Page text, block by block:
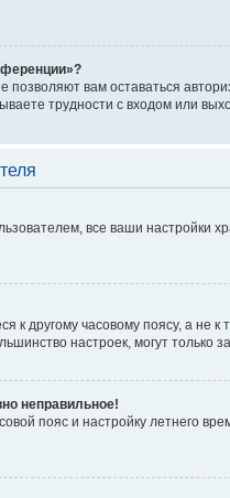
позволяют вам оставаться
трудности с входом или
все ваши
другому часовому поясу, а не
настроек, могут
неправильное!
пояс и настройку летнего